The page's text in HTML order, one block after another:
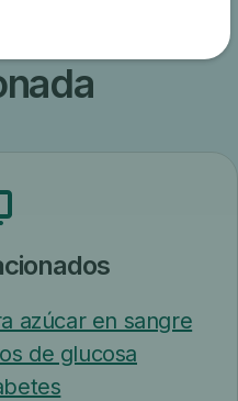
azúcar en sangre
de glucosa